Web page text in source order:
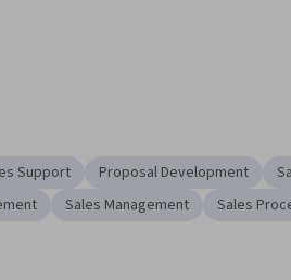
Support Proposal Development
Sales Management Sales